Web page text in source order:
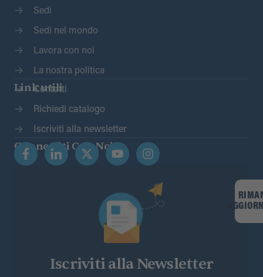
Sedi
Sedi nel mondo
Lavora con noi
La nostra politica
Link utili
Contatti
Richiedi catalogo
Iscriviti alla newsletter
Connettiti Con Noi
Iscriviti alla Newsletter